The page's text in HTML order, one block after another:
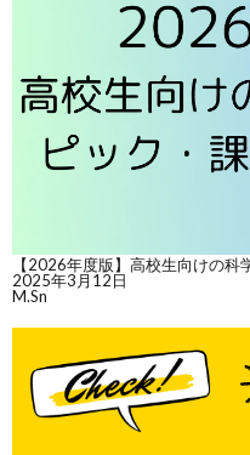
【2026年度版】高校生向けの
2025年3月12日
M.Sn